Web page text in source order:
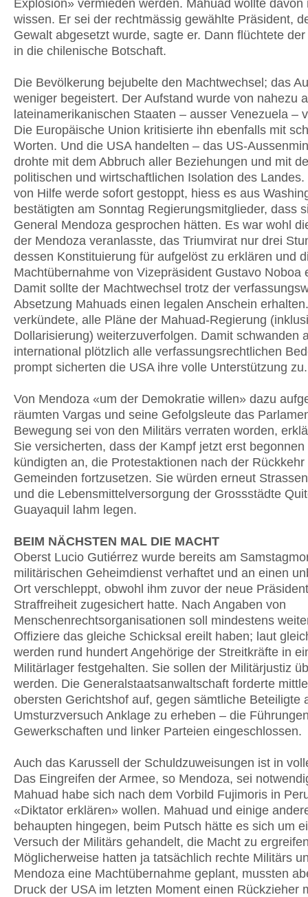
Explosion» vermieden werden. Mahuad wollte davon
wissen. Er sei der rechtmässig gewählte Präsident,
Gewalt abgesetzt wurde, sagte er. Dann flüchtete
in die chilenische Botschaft.
Die Bevölkerung bejubelte den Machtwechsel; das
weniger begeistert. Der Aufstand wurde von nahezu
lateinamerikanischen Staaten – ausser Venezuela –
Die Europäische Union kritisierte ihn ebenfalls mit
Worten. Und die USA handelten – das US-
drohte mit dem Abbruch aller Beziehungen und mit
politischen und wirtschaftlichen Isolation des Landes.
von Hilfe werde sofort gestoppt, hiess es aus
bestätigten am Sonntag Regierungsmitglieder, dass
General Mendoza gesprochen hätten. Es war wohl
der Mendoza veranlasste, das Triumvirat nur drei
dessen Konstituierung für aufgelöst zu erklären und
Machtübernahme von Vizepräsident Gustavo Noboa
Damit sollte der Machtwechsel trotz der
Absetzung Mahuads einen legalen Anschein
verkündete, alle Pläne der Mahuad-Regierung
Dollarisierung) weiterzuverfolgen. Damit schwanden
international plötzlich alle verfassungsrechtlichen
prompt sicherten die USA ihre volle Unterstützung zu.
Von Mendoza «um der Demokratie willen» dazu
räumten Vargas und seine Gefolgsleute das
Bewegung sei von den Militärs verraten worden,
Sie versicherten, dass der Kampf jetzt erst
kündigten an, die Protestaktionen nach der Rückkehr
Gemeinden fortzusetzen. Sie würden erneut
und die Lebensmittelversorgung der Grossstädte
Guayaquil lahm legen.
BEIM NÄCHSTEN MAL DIE MACHT
Oberst Lucio Gutiérrez wurde bereits am
militärischen Geheimdienst verhaftet und an einen
Ort verschleppt, obwohl ihm zuvor der neue
Straffreiheit zugesichert hatte. Nach Angaben von
Menschenrechtsorganisationen soll mindestens
Offiziere das gleiche Schicksal ereilt haben; laut
werden rund hundert Angehörige der Streitkräfte in
Militärlager festgehalten. Sie sollen der Militärjustiz
werden. Die Generalstaatsanwaltschaft forderte
obersten Gerichtshof auf, gegen sämtliche Beteiligte
Umsturzversuch Anklage zu erheben – die
Gewerkschaften und linker Parteien eingeschlossen.
Auch das Karussell der Schuldzuweisungen ist in
Das Eingreifen der Armee, so Mendoza, sei
Mahuad habe sich nach dem Vorbild Fujimoris in
«Diktator erklären» wollen. Mahuad und einige
behaupten hingegen, beim Putsch hätte es sich um
Versuch der Militärs gehandelt, die Macht zu
Möglicherweise hatten ja tatsächlich rechte Militärs
Mendoza eine Machtübernahme geplant, mussten
Druck der USA im letzten Moment einen Rückzieher